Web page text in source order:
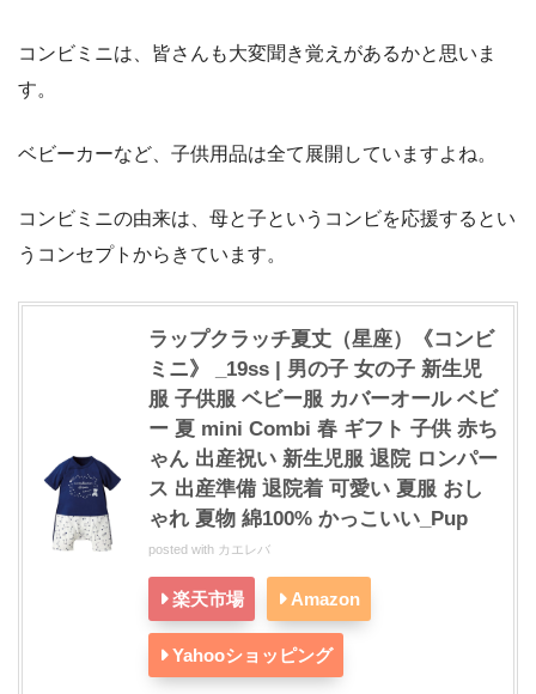
コンビミニは、皆さんも大変聞き覚えがあるかと思いま
す。
ベビーカーなど、子供用品は全て展開していますよね。
コンビミニの由来は、母と子というコンビを応援するとい
うコンセプトからきています。
ラップクラッチ夏丈（星座）《コンビ
ミニ》 _19ss | 男の子 女の子 新生児
服 子供服 ベビー服 カバーオール ベビ
ー 夏 mini Combi 春 ギフト 子供 赤ち
ゃん 出産祝い 新生児服 退院 ロンパー
ス 出産準備 退院着 可愛い 夏服 おし
ゃれ 夏物 綿100% かっこいい_Pup
posted with カエレバ
楽天市場 Amazon
Yahooショッピング